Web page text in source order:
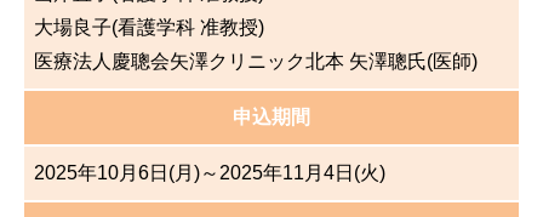
大場良子(看護学科 准教授)
医療法人慶聰会矢澤クリニック北本 矢澤聰氏(医師)
申込期間
2025年10月6日(月)～2025年11月4日(火)